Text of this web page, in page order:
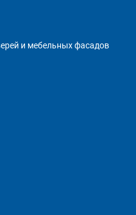
и мебельных фасадов